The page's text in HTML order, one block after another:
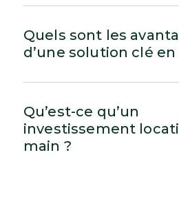
Quels sont les
d’une solution clé en
Qu’est-ce qu’un
investissement
main ?